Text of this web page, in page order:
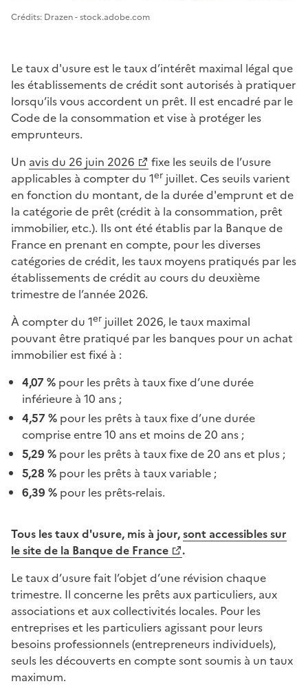
Image 1
Crédits: Drazen - stock.adobe.com
Le taux d'usure est le taux d’intérêt maximal légal que
les établissements de crédit sont autorisés à pratiquer
lorsqu’ils vous accordent un prêt. Il est encadré par le
Code de la consommation et vise à protéger les
emprunteurs.
Un avis du 26 juin 2026
fixe les seuils de l’usure
applicables à compter du 1er juillet. Ces seuils varient
en fonction du montant, de la durée d'emprunt et de
la catégorie de prêt (crédit à la consommation, prêt
immobilier, etc.). Ils ont été établis par la Banque de
France en prenant en compte, pour les diverses
catégories de crédit, les taux moyens pratiqués par les
établissements de crédit au cours du deuxième
trimestre de l’année 2026.
À compter du 1er juillet 2026, le taux maximal
pouvant être pratiqué par les banques pour un achat
immobilier est fixé à :
4,07 % pour les prêts à taux fixe d’une durée
inférieure à 10 ans ;
4,57 % pour les prêts à taux fixe d’une durée
comprise entre 10 ans et moins de 20 ans ;
5,29 % pour les prêts à taux fixe de 20 ans et plus ;
5,28 % pour les prêts à taux variable ;
6,39 % pour les prêts-relais.
Tous les taux d'usure, mis à jour,sont accessibles sur
le site de la Banque de France
.
Le taux d’usure fait l’objet d’une révision chaque
trimestre. Il concerne les prêts aux particuliers, aux
associations et aux collectivités locales. Pour les
entreprises et les particuliers agissant pour leurs
besoins professionnels (entrepreneurs individuels),
seuls les découverts en compte sont soumis à un taux
maximum.